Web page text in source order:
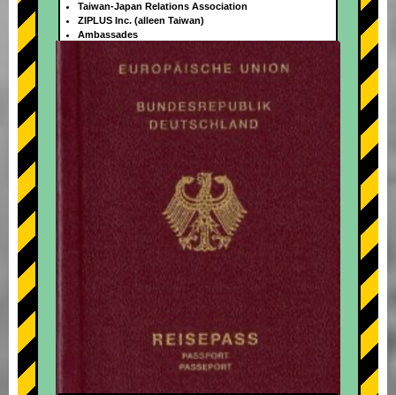
+
Taiwan-Japan Relations Association
ZIPLUS Inc. (alleen Taiwan)
Ambassades